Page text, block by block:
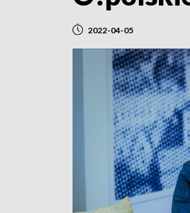
2022-04-05